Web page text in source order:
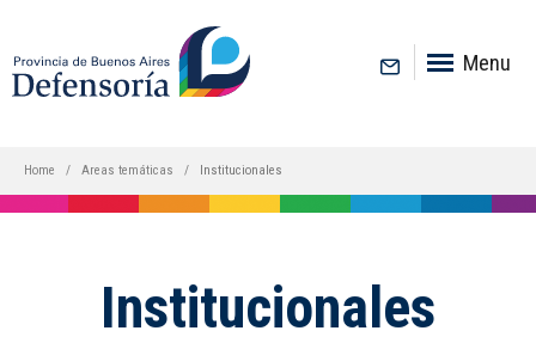
Menu
Home Areas temáticas Institucionales
Institucionales